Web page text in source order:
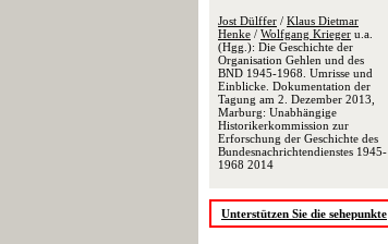
Jost Dülffer / Klaus Dietmar
Henke / Wolfgang Krieger u.a.
(Hgg.): Die Geschichte der
Organisation Gehlen und des
BND 1945-1968. Umrisse und
Einblicke. Dokumentation der
Tagung am 2. Dezember 2013,
Marburg: Unabhängige
Historikerkommission zur
Erforschung der Geschichte des
Bundesnachrichtendienstes 1945-
1968 2014
Unterstützen Sie die sehepunkte